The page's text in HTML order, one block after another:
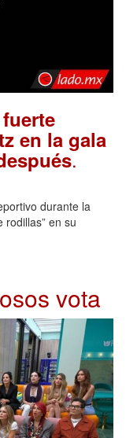
en la gala
.
durante la
rodillas” en su
vota